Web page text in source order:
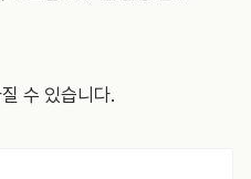
수 있습니다.